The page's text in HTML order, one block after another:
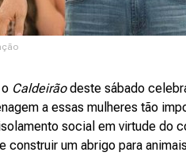
Caldeirãodeste sábado
a essas mulheres tão
social em virtude do
construir um abrigo para